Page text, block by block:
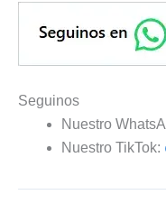
Seguinos
Nuestro
Nuestro TikTok: